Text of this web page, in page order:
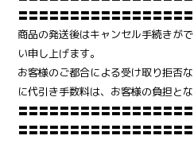
〓〓〓〓〓〓〓〓〓〓〓〓〓〓〓〓
商品の発送後はキャンセル手続きが
い申し上げます。
お客様のご都合による受け取り拒否
に代引き手数料は、お客様の負担とな
〓〓〓〓〓〓〓〓〓〓〓〓〓〓〓〓
〓〓〓〓〓〓〓〓〓〓〓〓〓〓〓〓